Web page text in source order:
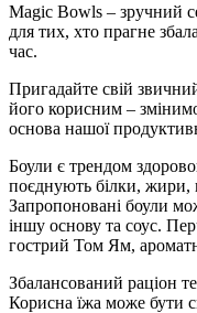
Magic Bowls – зручний
для тих, хто прагне
час.
Пригадайте свій
його корисним –
основа нашої
Боули є трендом
поєднують білки, жири,
Запропоновані боули
іншу основу та соус.
гострий Том Ям,
Збалансований раціон
Корисна їжа може бути